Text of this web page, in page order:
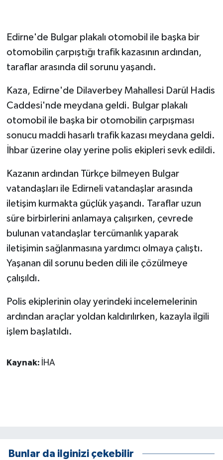
Edirne'de Bulgar plakalı otomobil ile başka bir
otomobilin çarpıştığı trafik kazasının ardından,
taraflar arasında dil sorunu yaşandı.
Kaza, Edirne'de Dilaverbey Mahallesi Darül Hadis
Caddesi'nde meydana geldi. Bulgar plakalı
otomobil ile başka bir otomobilin çarpışması
sonucu maddi hasarlı trafik kazası meydana geldi.
İhbar üzerine olay yerine polis ekipleri sevk edildi.
Kazanın ardından Türkçe bilmeyen Bulgar
vatandaşları ile Edirneli vatandaşlar arasında
iletişim kurmakta güçlük yaşandı. Taraflar uzun
süre birbirlerini anlamaya çalışırken, çevrede
bulunan vatandaşlar tercümanlık yaparak
iletişimin sağlanmasına yardımcı olmaya çalıştı.
Yaşanan dil sorunu beden dili ile çözülmeye
çalışıldı.
Polis ekiplerinin olay yerindeki incelemelerinin
ardından araçlar yoldan kaldırılırken, kazayla ilgili
işlem başlatıldı.
Kaynak: İHA
Bunlar da ilginizi çekebilir
Gayrimenkul
GENEL
GÜNDEM
Güvenlik
İş Dünyası
Jandarma
Kadın
KÜLTÜR SANAT
Otomobil